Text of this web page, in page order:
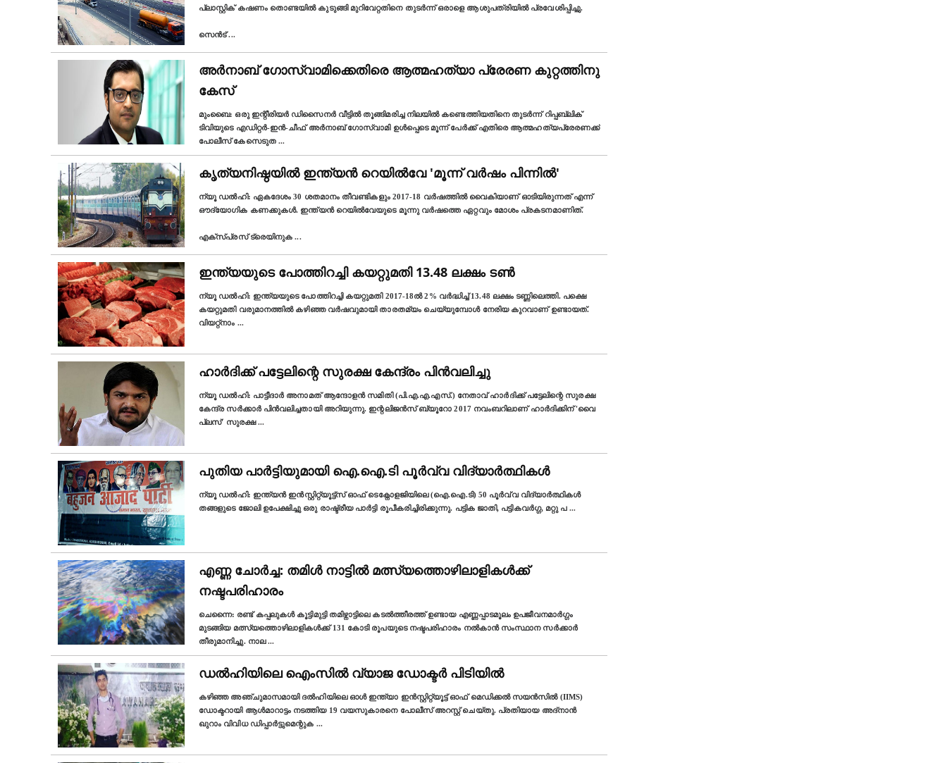
പ്ലാസ്റ്റിക് കഷണം തൊണ്ടയിൽ കുടുങ്ങി മുറിവേറ്റതിനെ തുടർന്ന് ഒരാളെ ആശുപത്രിയിൽ പ്രവേശിപ്പിച്ചു.
സെൻട്...
അർനാബ് ഗോസ്വാമിക്കെതിരെ ആത്മഹത്യാ പ്രേരണ കുറ്റത്തിനു
കേസ്
മുംബൈ: ഒരു ഇന്റീരിയർ ഡിസൈനർ വീട്ടില്‍ തൂങ്ങിമരിച്ച നിലയിൽ കണ്ടെത്തിയതിനെ തുടര്‍ന്ന് റിപ്പബ്ലിക്
ടിവിയുടെ എഡിറ്റർ-ഇൻ-ചീഫ് അർനാബ് ഗോസ്വാമി ഉൾപ്പെടെ മൂന്ന് പേർക്ക് എതിരെ ആത്മഹത്യപ്രേരണക്ക്
പോലീസ് കേസെടുത ...
കൃത്യനിഷ്ഠയിൽ ഇന്ത്യന്‍ റെയിൽവേ 'മൂന്ന് വര്‍ഷം പിന്നില്‍'
ന്യൂ ഡല്‍ഹി: ഏകദേശം 30 ശതമാനം തീവണ്ടികളും 2017-18 വര്‍ഷത്തിൽ വൈകിയാണ് ഓടിയിരുന്നത് എന്ന്
ഔദ്യോഗിക കണക്കുകൾ. ഇന്ത്യൻ റെയിൽവേയുടെ മൂന്നു വർഷത്തെ ഏറ്റവും മോശം പ്രകടനമാണിത്.
എക്സ്പ്രസ് ട്രെയിനുക...
ഇന്ത്യയുടെ പോത്തിറച്ചി കയറ്റുമതി 13.48 ലക്ഷം ടണ്‍
ന്യൂ ഡല്‍ഹി: ഇന്ത്യയുടെ പോത്തിറച്ചി കയറ്റുമതി 2017-18ൽ 2% വര്‍ദ്ധിച്ച് 13.48 ലക്ഷം ടണ്ണിലെത്തി. പക്ഷെ
കയറ്റുമതി വരുമാനത്തിൽ കഴിഞ്ഞ വര്‍ഷവുമായി താരതമ്യം ചെയ്യുമ്പോൾ നേരിയ കുറവാണ് ഉണ്ടായത്.
വിയറ്റ്നാം ...
ഹാർദിക്ക് പട്ടേലിന്റെ സുരക്ഷ കേന്ദ്രം പിൻവലിച്ചു
ന്യൂ ഡല്‍ഹി: പാട്ടീദാർ അനാമത് ആന്ദോളൻ സമിതി (പി.എ.എ.എസ്.) നേതാവ് ഹാർദിക്ക് പട്ടേലിന്റെ സുരക്ഷ
കേന്ദ്ര സർക്കാർ പിൻവലിച്ചതായി അറിയുന്നു. ഇന്റലിജൻസ് ബ്യൂറോ 2017 നവംബറിലാണ് ഹാർദിക്കിന് 'വൈ
പ്ലസ്' സുരക്ഷ...
പുതിയ പാർട്ടിയുമായി ഐ.ഐ.ടി പൂർവ്വ വിദ്യാർത്ഥികൾ
ന്യൂ ഡല്‍ഹി: ഇന്ത്യൻ ഇൻസ്റ്റിറ്റ്യൂട്ട്സ് ഓഫ് ടെക്നോളജിയിലെ (ഐ.ഐ.ടി) 50 പൂർവ്വ വിദ്യാർത്ഥികള്‍
തങ്ങളുടെ ജോലി ഉപേക്ഷിച്ചു ഒരു രാഷ്ട്രീയ പാർട്ടി രൂപീകരിച്ചിരിക്കുന്നു. പട്ടിക ജാതി, പട്ടികവർഗ്ഗ, മറ്റു പ ...
എണ്ണ ചോർച്ച: തമിള്‍ നാട്ടില്‍ മത്സ്യത്തൊഴിലാളികൾക്ക്
നഷ്ടപരിഹാരം
ചെന്നൈ: രണ്ട് കപ്പലുകൾ കൂട്ടിമുട്ടി തമിഴ്നാട്ടിലെ കടല്‍ത്തീരത്ത് ഉണ്ടായ എണ്ണപ്പാടമൂലം ഉപജീവനമാർഗ്ഗം
മുടങ്ങിയ മത്സ്യത്തൊഴിലാളികൾക്ക് 131 കോടി രൂപയുടെ നഷ്ടപരിഹാരം നൽകാൻ സംസ്ഥാന സർക്കാർ
തീരുമാനിച്ചു. നാല...
ഡല്‍ഹിയിലെ ഐംസില്‍ വ്യാജ ഡോക്ടര്‍ പിടിയില്‍
കഴിഞ്ഞ അഞ്ചുമാസമായി ദല്‍ഹിയിലെ ഓൾ ഇന്ത്യാ ഇൻസ്റ്റിറ്റ്യൂട്ട് ഓഫ് മെഡിക്കൽ സയൻസിൽ (IIMS)
ഡോക്ടറായി ആൾമാറാട്ടം നടത്തിയ 19 വയസുകാരനെ പോലീസ് അറസ്റ്റ് ചെയ്തു. പ്രതിയായ അദ്നാൻ
ഖുറാം വിവിധ ഡിപ്പാർട്ടുമെന്റുക ...